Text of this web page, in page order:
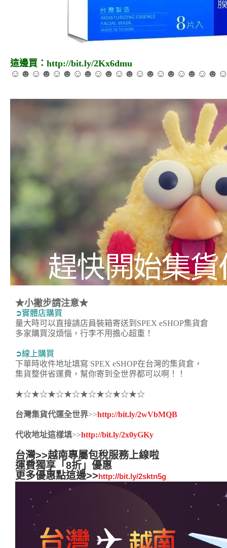
這邊買： http://bit.ly/2Kx6dmu
★小撇步請注意★
➲實體店購買
量大時可以直接請店員裝箱寄送到SPEX eSHOP集貨倉
多家購買沒煩惱，行李不用擔心超重！
➲線上購買
下單時收件地址填寫 SPEX eSHOP在台灣的集貨倉，
集貨整併省運費，幫你寄到全世界都可以啊！！
★☆★☆★☆★☆★☆★☆★☆★☆
台灣集貨代運全世界>>http://bit.ly/2wVbMQB
代收地址這樣填>>http://bit.ly/2x0yGKy
台灣>>越南專屬包稅服務上線啦
運費獨享「8折」優惠
更多優惠點這邊>>http://bit.ly/2sktn5g